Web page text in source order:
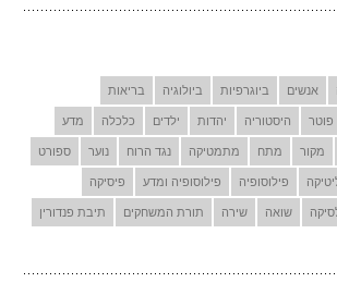
אנשים ביוגרפיות ביולוגיה בריאות
פוטר היסטוריה יהדות ילדים כלכלה מדע
מקור מתח מתמטיקה נגד הרוח נוער ספורט
פילוסופיה פילוסופיה ומדע פיסיקה
שואה שירה תורת המשחקים תיבת פנדורין